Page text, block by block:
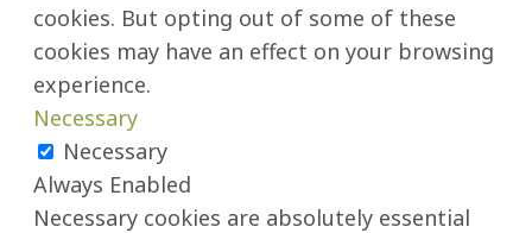
cookies. But opting out of some of these
cookies may have an effect on your browsing
experience.
Necessary
Necessary
Always Enabled
Necessary cookies are absolutely essential